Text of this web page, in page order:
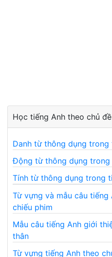
Học tiếng Anh theo chủ đề
Danh từ thông dụng trong
Động từ thông dụng trong
Tính từ thông dụng trong
Từ vựng và mẫu câu
chiếu phim
Mẫu câu tiếng Anh giới
thân
Từ vựng tiếng Anh theo